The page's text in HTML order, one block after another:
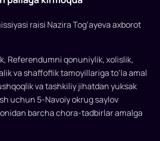
raisi Nazira Tog‘ayeva axborot
Referendumni qonuniylik, xolislik,
va shaffoflik tamoyillariga to‘la amal
va tashkiliy jihatdan yuksak
uchun 5-Navoiy okrug saylov
barcha chora-tadbirlar amalga